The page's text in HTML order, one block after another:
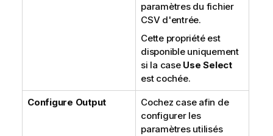
paramètres du fichier
CSV d'entrée.
Cette propriété est
disponible uniquement
si la case Use Select
est cochée.
Configure Output
Cochez case afin de
configurer les
paramètres utilisés